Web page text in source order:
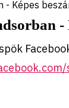
- Képes
-